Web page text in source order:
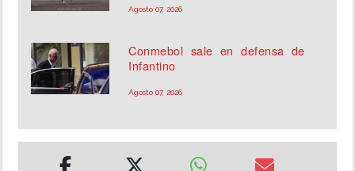
Agosto 07, 2026
Conmebol sale en defensa de
Infantino
Agosto 07, 2026